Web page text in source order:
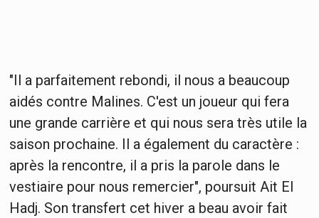
"Il a parfaitement rebondi, il nous a beaucoup
aidés contre Malines. C'est un joueur qui fera
une grande carrière et qui nous sera très utile la
saison prochaine. Il a également du caractère :
après la rencontre, il a pris la parole dans le
vestiaire pour nous remercier", poursuit Ait El
Hadj. Son transfert cet hiver a beau avoir fait